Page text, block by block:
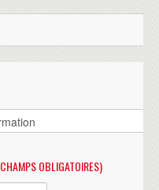
OBLIGATOIRES)